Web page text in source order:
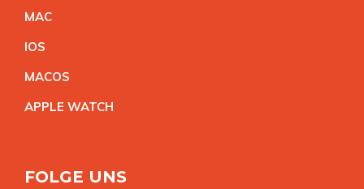
MAC
IOS
MACOS
APPLE WATCH
FOLGE UNS